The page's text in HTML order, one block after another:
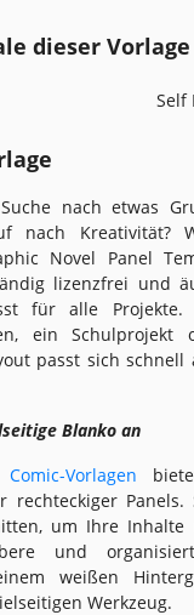
dieser Vorlage
Self
nach etwas
nach Kreativität?
Novel Panel
lizenzfrei und
für alle
ein Schulprojekt
passt sich
Blanko an
Comic-Vorlagen
rechteckiger
um Ihre Inhalte
und
weißen
Werkzeug.